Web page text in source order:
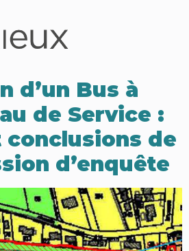
d’un Bus à
de Service :
de
d’enquête